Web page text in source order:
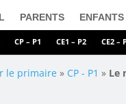
PARENTS ENFANTS
CP – P1 CE1 – P2 CE2 –
le primaire » CP - P1 » Le